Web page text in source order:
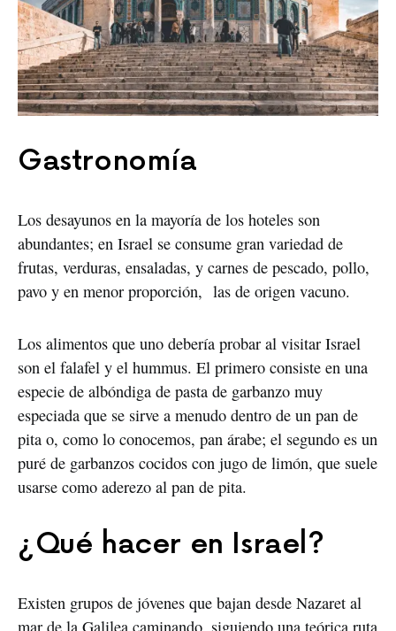
Gastronomía
Los desayunos en la mayoría de los hoteles son
abundantes; en Israel se consume gran variedad de
frutas, verduras, ensaladas, y carnes de pescado, pollo,
pavo y en menor proporción, las de origen vacuno.
Los alimentos que uno debería probar al visitar Israel
son el falafel y el hummus. El primero consiste en una
especie de albóndiga de pasta de garbanzo muy
especiada que se sirve a menudo dentro de un pan de
pita o, como lo conocemos, pan árabe; el segundo es un
puré de garbanzos cocidos con jugo de limón, que suele
usarse como aderezo al pan de pita.
¿Qué hacer en Israel?
Existen grupos de jóvenes que bajan desde Nazaret al